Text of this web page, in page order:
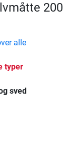
200
alle
typer
sved